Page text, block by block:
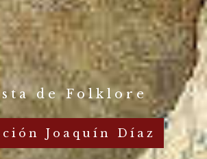
de Folklore
Joaquín Díaz